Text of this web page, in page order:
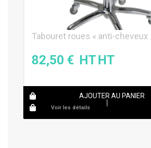
Tabouret roues « anti-cheveux
82,50 €
AJOUTER AU PANIER
Voir les détails